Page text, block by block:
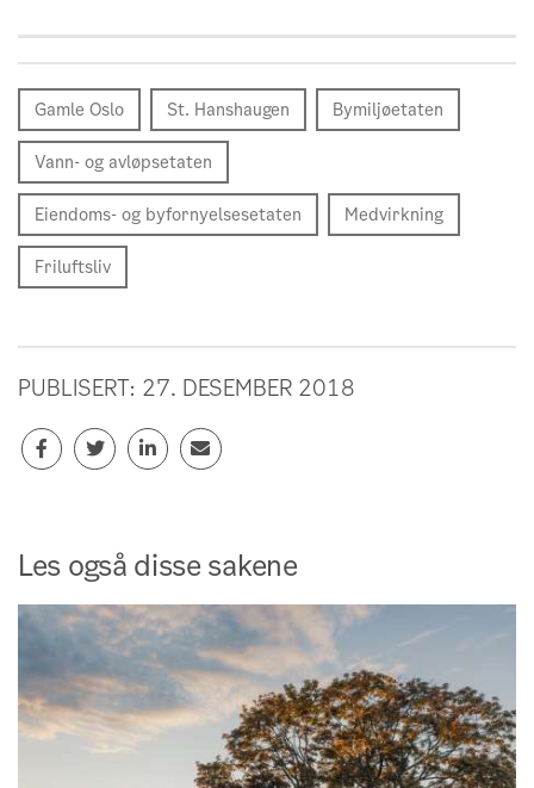
Gamle Oslo St. Hanshaugen Bymiljøetaten
Vann- og avløpsetaten
Eiendoms- og byfornyelsesetaten Medvirkning
Friluftsliv
PUBLISERT: 27. DESEMBER 2018
Les også disse sakene